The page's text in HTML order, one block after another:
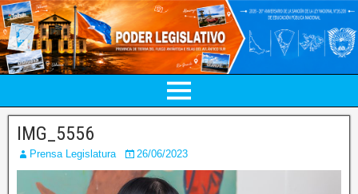
IMG_5556
Prensa Legislatura 26/06/2023